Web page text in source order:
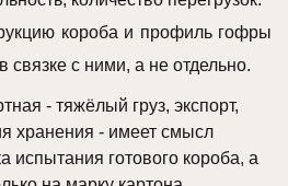
короба и профиль гофры
связке с ними, а не отдельно.
- тяжёлый груз, экспорт,
хранения - имеет смысл
испытания готового короба, а